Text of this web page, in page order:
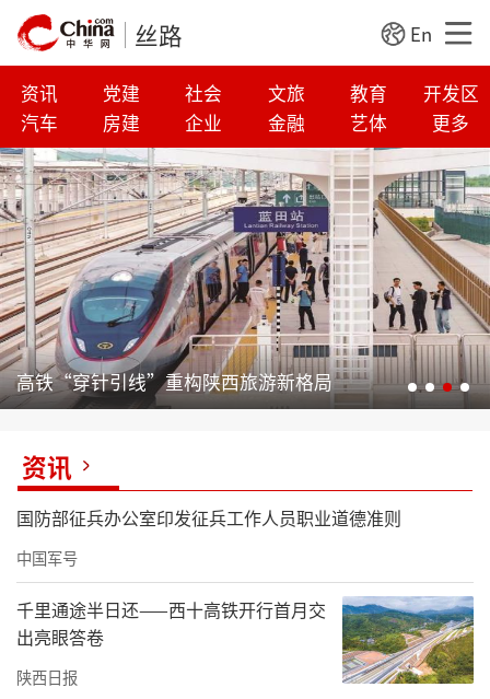
丝路 En
资讯 党建 社会 文旅 教育
开发区
汽车
房建 企业 金融 艺体 更多
高铁“穿针引线”重构陕西旅游新格局
资讯
国防部征兵办公室印发征兵工作人员职业道德准则
中国军号
千里通途半日还——西十高铁开行首月交
出亮眼答卷
陕西日报